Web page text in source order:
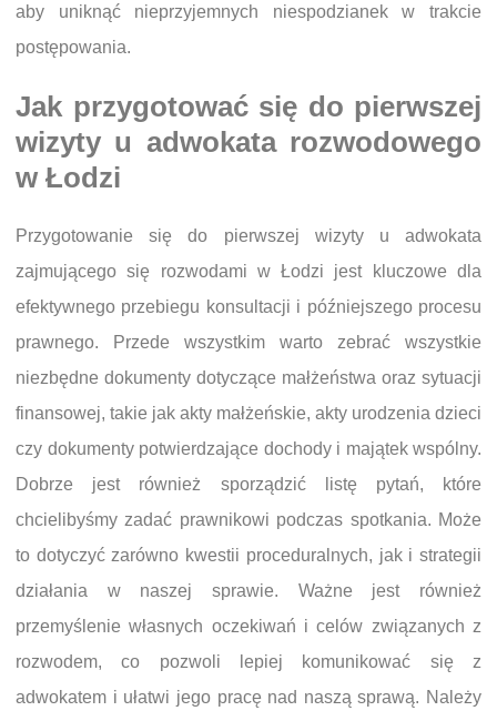
aby uniknąć nieprzyjemnych niespodzianek w trakcie
postępowania.
Jak przygotować się do pierwszej
wizyty u adwokata rozwodowego
w Łodzi
Przygotowanie się do pierwszej wizyty u adwokata
zajmującego się rozwodami w Łodzi jest kluczowe dla
efektywnego przebiegu konsultacji i późniejszego procesu
prawnego. Przede wszystkim warto zebrać wszystkie
niezbędne dokumenty dotyczące małżeństwa oraz sytuacji
finansowej, takie jak akty małżeńskie, akty urodzenia dzieci
czy dokumenty potwierdzające dochody i majątek wspólny.
Dobrze jest również sporządzić listę pytań, które
chcielibyśmy zadać prawnikowi podczas spotkania. Może
to dotyczyć zarówno kwestii proceduralnych, jak i strategii
działania w naszej sprawie. Ważne jest również
przemyślenie własnych oczekiwań i celów związanych z
rozwodem, co pozwoli lepiej komunikować się z
adwokatem i ułatwi jego pracę nad naszą sprawą. Należy